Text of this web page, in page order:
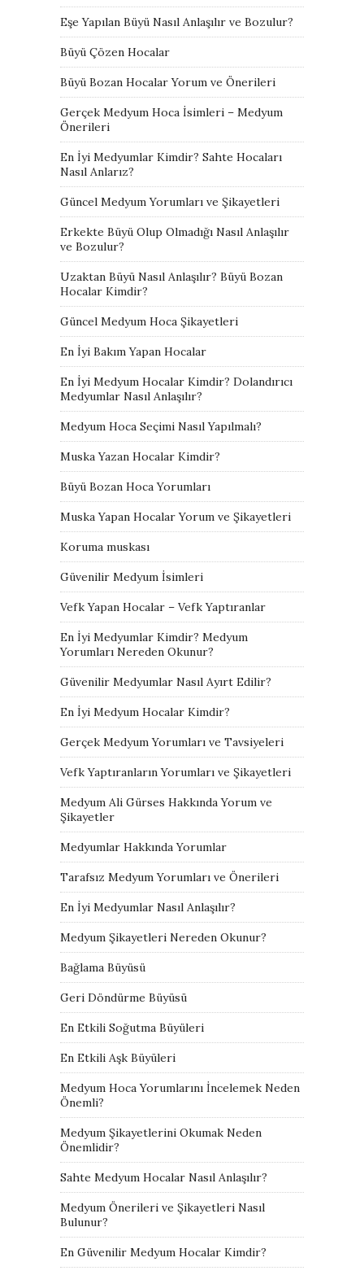
Eşe Yapılan Büyü Nasıl Anlaşılır ve Bozulur?
Büyü Çözen Hocalar
Büyü Bozan Hocalar Yorum ve Önerileri
Gerçek Medyum Hoca İsimleri – Medyum
Önerileri
En İyi Medyumlar Kimdir? Sahte Hocaları
Nasıl Anlarız?
Güncel Medyum Yorumları ve Şikayetleri
Erkekte Büyü Olup Olmadığı Nasıl Anlaşılır
ve Bozulur?
Uzaktan Büyü Nasıl Anlaşılır? Büyü Bozan
Hocalar Kimdir?
Güncel Medyum Hoca Şikayetleri
En İyi Bakım Yapan Hocalar
En İyi Medyum Hocalar Kimdir? Dolandırıcı
Medyumlar Nasıl Anlaşılır?
Medyum Hoca Seçimi Nasıl Yapılmalı?
Muska Yazan Hocalar Kimdir?
Büyü Bozan Hoca Yorumları
Muska Yapan Hocalar Yorum ve Şikayetleri
Koruma muskası
Güvenilir Medyum İsimleri
Vefk Yapan Hocalar – Vefk Yaptıranlar
En İyi Medyumlar Kimdir? Medyum
Yorumları Nereden Okunur?
Güvenilir Medyumlar Nasıl Ayırt Edilir?
En İyi Medyum Hocalar Kimdir?
Gerçek Medyum Yorumları ve Tavsiyeleri
Vefk Yaptıranların Yorumları ve Şikayetleri
Medyum Ali Gürses Hakkında Yorum ve
Şikayetler
Medyumlar Hakkında Yorumlar
Tarafsız Medyum Yorumları ve Önerileri
En İyi Medyumlar Nasıl Anlaşılır?
Medyum Şikayetleri Nereden Okunur?
Bağlama Büyüsü
Geri Döndürme Büyüsü
En Etkili Soğutma Büyüleri
En Etkili Aşk Büyüleri
Medyum Hoca Yorumlarını İncelemek Neden
Önemli?
Medyum Şikayetlerini Okumak Neden
Önemlidir?
Sahte Medyum Hocalar Nasıl Anlaşılır?
Medyum Önerileri ve Şikayetleri Nasıl
Bulunur?
En Güvenilir Medyum Hocalar Kimdir?